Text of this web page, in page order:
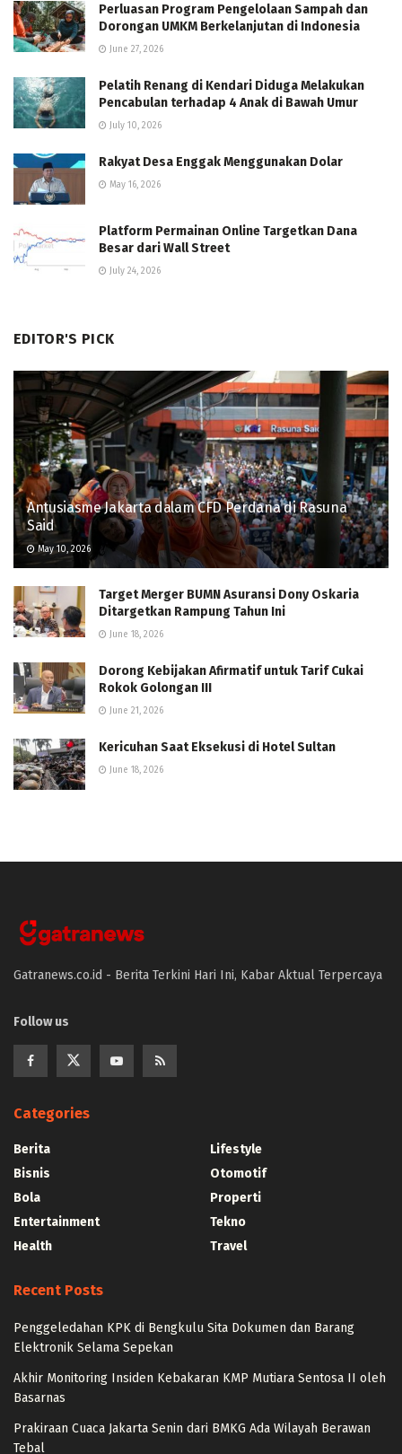
Perluasan Program Pengelolaan Sampah dan
Dorongan UMKM Berkelanjutan di Indonesia
June 27, 2026
Pelatih Renang di Kendari Diduga Melakukan
Pencabulan terhadap 4 Anak di Bawah Umur
July 10, 2026
Rakyat Desa Enggak Menggunakan Dolar
May 16, 2026
Platform Permainan Online Targetkan Dana
Besar dari Wall Street
July 24, 2026
EDITOR'S PICK
Antusiasme Jakarta dalam CFD Perdana di Rasuna
Said
May 10, 2026
Target Merger BUMN Asuransi Dony Oskaria
Ditargetkan Rampung Tahun Ini
June 18, 2026
Dorong Kebijakan Afirmatif untuk Tarif Cukai
Rokok Golongan III
June 21, 2026
Kericuhan Saat Eksekusi di Hotel Sultan
June 18, 2026
Gatranews.co.id - Berita Terkini Hari Ini, Kabar Aktual Terpercaya
Follow us
Categories
Berita
Bisnis
Bola
Entertainment
Health
Lifestyle
Otomotif
Properti
Tekno
Travel
Recent Posts
Penggeledahan KPK di Bengkulu Sita Dokumen dan Barang
Elektronik Selama Sepekan
Akhir Monitoring Insiden Kebakaran KMP Mutiara Sentosa II oleh
Basarnas
Prakiraan Cuaca Jakarta Senin dari BMKG Ada Wilayah Berawan
Tebal